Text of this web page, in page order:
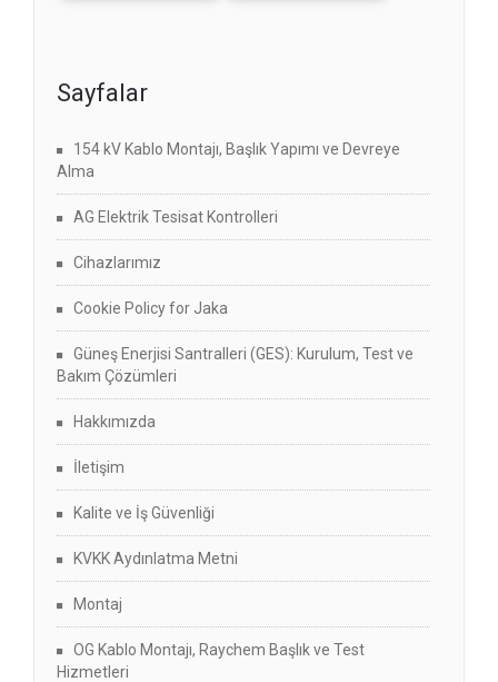
Sayfalar
154 kV Kablo Montajı, Başlık Yapımı ve Devreye
Alma
AG Elektrik Tesisat Kontrolleri
Cihazlarımız
Cookie Policy for Jaka
Güneş Enerjisi Santralleri (GES): Kurulum, Test ve
Bakım Çözümleri
Hakkımızda
İletişim
Kalite ve İş Güvenliği
KVKK Aydınlatma Metni
Montaj
OG Kablo Montajı, Raychem Başlık ve Test
Hizmetleri